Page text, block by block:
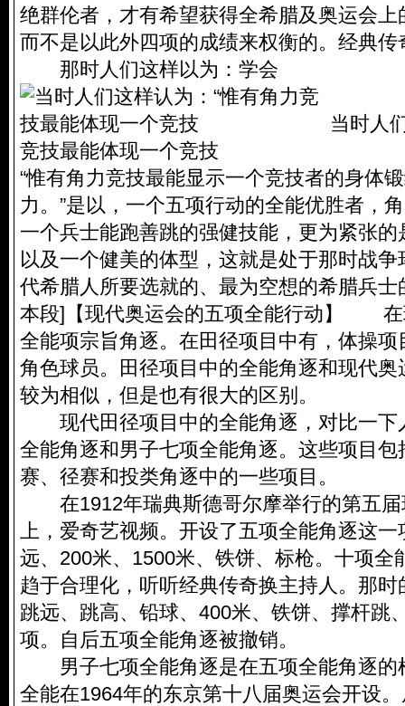
绝群伦者，才有希望获得全希腊及奥运会
而不是以此外四项的成绩来权衡的。经典传
那时人们这样以为：学会
当时人
竞技最能体现一个竞技
“惟有角力竞技最能显示一个竞技者的身体
力。”是以，一个五项行动的全能优胜者，
一个兵士能跑善跳的强健技能，更为紧张
以及一个健美的体型，这就是处于那时战
代希腊人所要选就的、最为空想的希腊兵
本段]【现代奥运会的五项全能行动】 在
全能项宗旨角逐。在田径项目中有，体操
角色球员。田径项目中的全能角逐和现代
较为相似，但是也有很大的区别。
现代田径项目中的全能角逐，对比一下
全能角逐和男子七项全能角逐。这些项目
赛、径赛和投类角逐中的一些项目。
在1912年瑞典斯德哥尔摩举行的第五届
上，爱奇艺视频。开设了五项全能角逐这
远、200米、1500米、铁饼、标枪。十项全
趋于合理化，听听经典传奇换主持人。那
跳远、跳高、铅球、400米、铁饼、撑杆跳
项。自后五项全能角逐被撤销。
男子七项全能角逐是在五项全能角逐的
全能在1964年的东京第十八届奥运会开设